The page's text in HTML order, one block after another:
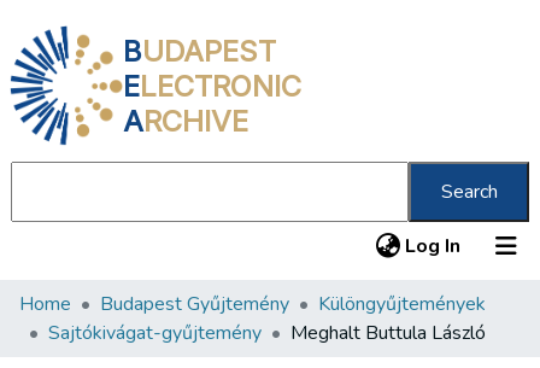
BUDAPEST
ELECTRONIC
ARCHIVE
Search
Log In (current)
Communities & Collections
Home Budapest Gyűjtemény
Különgyűjtemények
Sajtókivágat-gyűjtemény
Meghalt Buttula László